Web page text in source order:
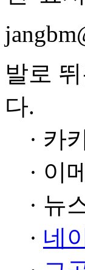
발로
다.
· 카
· 이
· 뉴
· 네